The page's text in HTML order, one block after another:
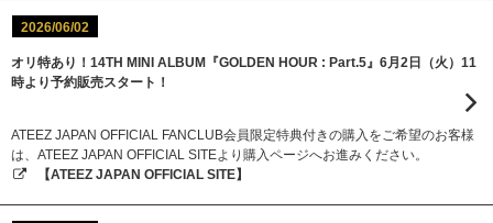
2026/06/02
オリ特あり！14TH MINI ALBUM『GOLDEN HOUR : Part.5』6月2日（火）11
時より予約販売スタート！
ATEEZ JAPAN OFFICIAL FANCLUB会員限定特典付きの購入をご希望のお客様
は、ATEEZ JAPAN OFFICIAL SITEより購入ページへお進みください。
【ATEEZ JAPAN OFFICIAL SITE】